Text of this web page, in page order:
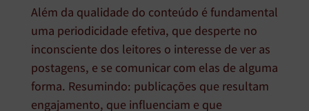
Além da qualidade do conteúdo é fundamental
uma periodicidade efetiva, que desperte no
inconsciente dos leitores o interesse de ver as
postagens, e se comunicar com elas de alguma
forma. Resumindo: publicações que resultam
engajamento, que influenciam e que